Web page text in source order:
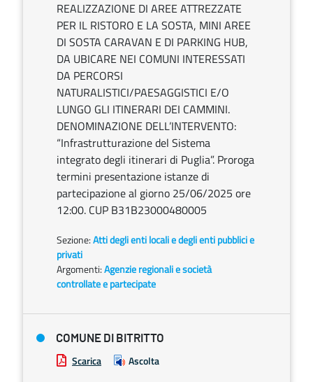
REALIZZAZIONE DI AREE ATTREZZATE
PER IL RISTORO E LA SOSTA, MINI AREE
DI SOSTA CARAVAN E DI PARKING HUB,
DA UBICARE NEI COMUNI INTERESSATI
DA PERCORSI
NATURALISTICI/PAESAGGISTICI E/O
LUNGO GLI ITINERARI DEI CAMMINI.
DENOMINAZIONE DELL’INTERVENTO:
“Infrastrutturazione del Sistema
integrato degli itinerari di Puglia”. Proroga
termini presentazione istanze di
partecipazione al giorno 25/06/2025 ore
12:00. CUP B31B23000480005
Sezione:Atti degli enti locali e degli enti pubblici e
privati
Argomenti:Agenzie regionali e società
controllate e partecipate
COMUNE DI BITRITTO
Scarica Ascolta